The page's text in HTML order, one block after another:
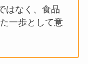
はなく、食品
一歩として意